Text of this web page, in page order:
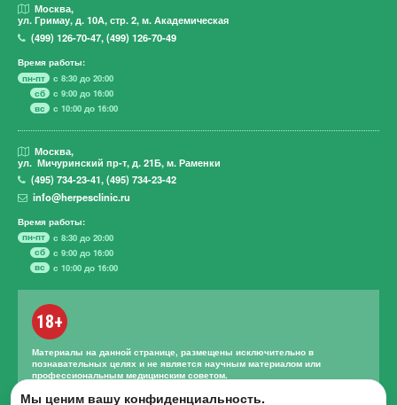
Москва,
ул. Гримау,д. 10А, стр. 2, м. Академическая
(499)126-70-47,(499)126-70-49
Время работы:
пн-пт
с 8:30 до 20:00
сб
с 9:00 до 16:00
вс
с 10:00 до 16:00
Москва,
ул. Мичуринский пр-т, д. 21Б, м. Раменки
(495)734-23-41,(495)734-23-42
info@herpesclinic.ru
Время работы:
пн-пт
с 8:30 до 20:00
сб
с 9:00 до 16:00
вс
с 10:00 до 16:00
18+
Материалы на данной странице, размещены исключительно в
познавательных целях и не является научным материалом или
профессиональным медицинским советом.
Правильное лечение и назначение лекарственных средств может
Мы ценим вашу конфиденциальность.